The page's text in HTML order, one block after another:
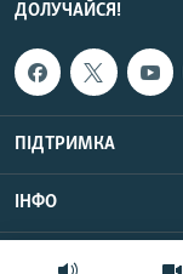
ДОЛУЧАЙСЯ!
ПІДТРИМКА
ІНФО